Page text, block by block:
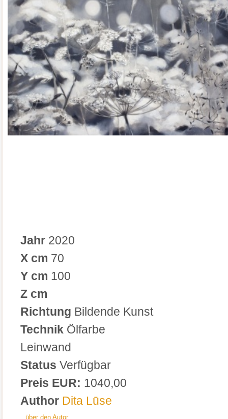
Jahr 2020
X cm 70
Y cm 100
Z cm
Richtung Bildende Kunst
Technik Ölfarbe
Leinwand
Status Verfügbar
Preis EUR: 1040,00
Author Dita Lūse
über den Autor